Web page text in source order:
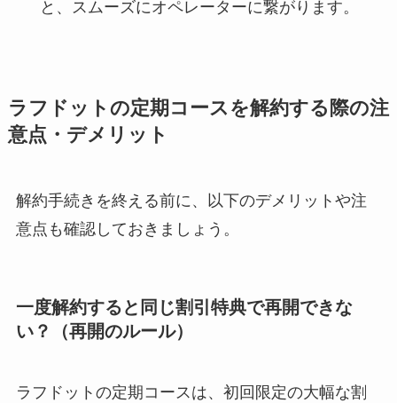
と、スムーズにオペレーターに繋がります。
ラフドットの定期コースを解約する際の注
意点・デメリット
解約手続きを終える前に、以下のデメリットや注
意点も確認しておきましょう。
一度解約すると同じ割引特典で再開できな
い？（再開のルール）
ラフドットの定期コースは、初回限定の大幅な割